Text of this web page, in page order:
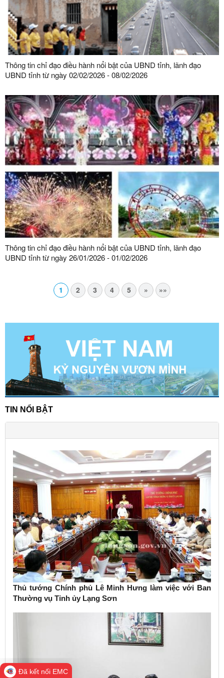
Thông tin chỉ đạo điều hành nổi bật của UBND tỉnh, lãnh đạo
UBND tỉnh từ ngày 02/02/2026 - 08/02/2026
Thông tin chỉ đạo điều hành nổi bật của UBND tỉnh, lãnh đạo
UBND tỉnh từ ngày 26/01/2026 - 01/02/2026
1 2 3 4 5 » »»
TIN NỔI BẬT
Thủ tướng Chính phủ Lê Minh Hưng làm việc với Ban
Thường vụ Tỉnh ủy Lạng Sơn
Đã kết nối EMC